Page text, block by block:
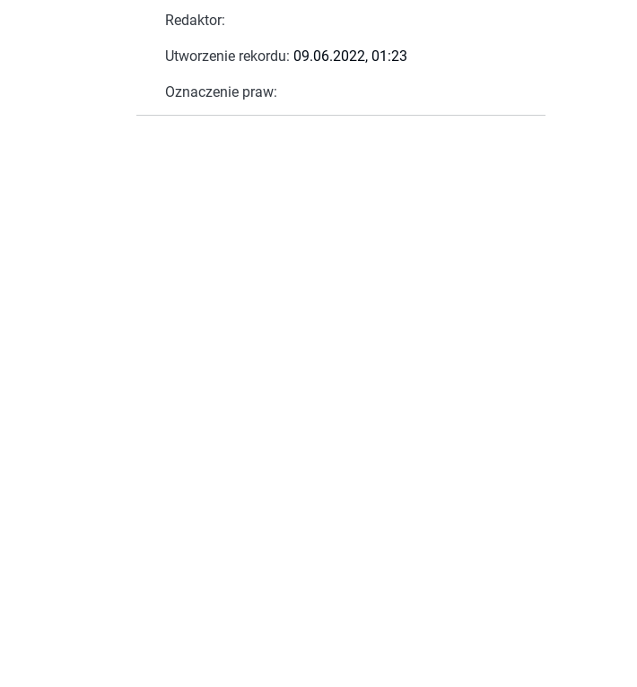
Redaktor:
Utworzenie rekordu: 09.06.2022, 01:23
Oznaczenie praw: